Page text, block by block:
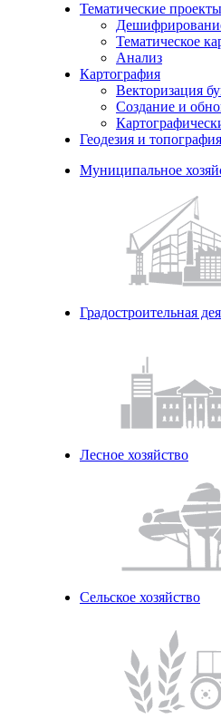
Тематические проекты
Тематическое
Анализ
Картография
Векторизация
Создание и
Геодезия и топография
Муниципальное
Градостроительная
Лесное хозяйство
Сельское хозяйство